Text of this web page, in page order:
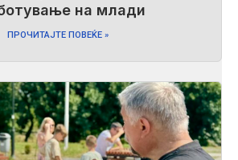
на млади
ПРОЧИТАЈТЕ ПОВЕЌЕ »